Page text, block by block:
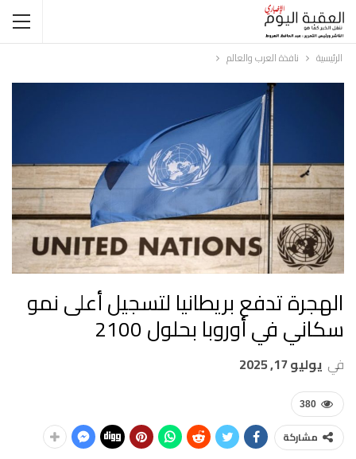
الرئيسية نافذة العرب والعالم
الهجرة تدفع بريطانيا لتسجيل أعلى نمو
سكاني في أوروبا بحلول 2100
في يوليو 17, 2025
380
مشاركة